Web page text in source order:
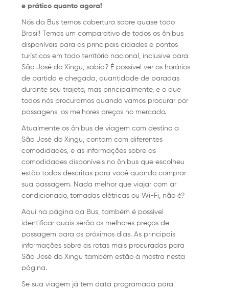
e prático quanto agora!
Nós da Bus temos cobertura sobre quase todo
Brasil! Temos um comparativo de todos os ônibus
disponíveis para as principais cidades e pontos
turísticos em todo território nacional, inclusive para
São José do Xingu, sabia? É possível ver os horários
de partida e chegada, quantidade de paradas
durante seu trajeto, mas principalmente, e o que
todos nós procuramos quando vamos procurar por
passagens, os melhores preços no mercado.
Atualmente os ônibus de viagem com destino a
São José do Xingu, contam com diferentes
comodidades, e as informações sobre as
comodidades disponíveis no ônibus que escolheu
estão todas descritas para você quando comprar
sua passagem. Nada melhor que viajar com ar
condicionado, tomadas elétricas ou Wi-Fi, não é?
Aqui na página da Bus, também é possível
identificar quais serão os melhores preços de
passagem para os próximos dias. As principais
informações sobre as rotas mais procuradas para
São José do Xingu também estão à mostra nesta
página.
Se sua viagem já tem data programada para